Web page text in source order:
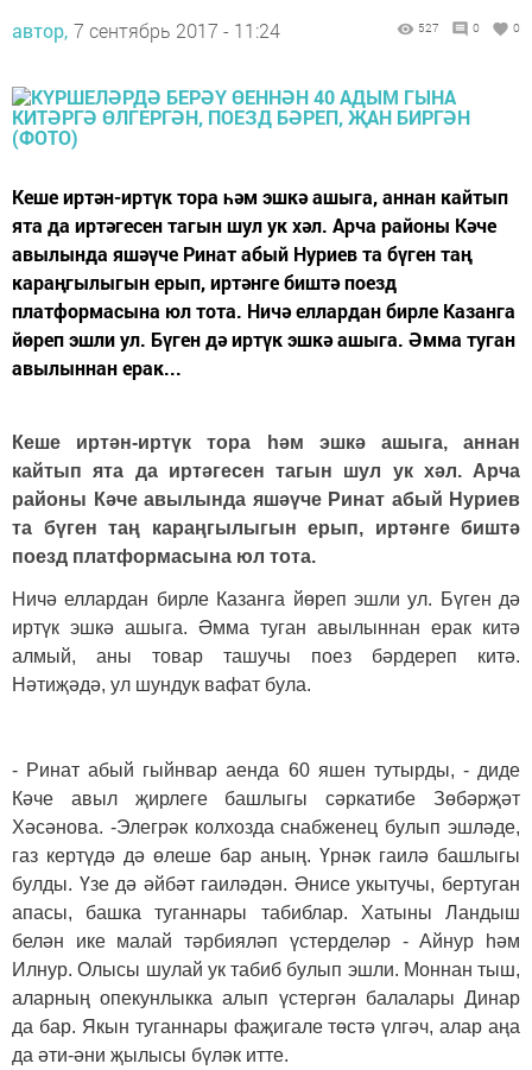
автор, 7 сентябрь 2017 - 11:24 527 0 0
Кеше иртән-иртүк тора һәм эшкә ашыга, аннан кайтып
ята да иртәгесен тагын шул ук хәл. Арча районы Кәче
авылында яшәүче Ринат абый Нуриев та бүген таң
караңгылыгын ерып, иртәнге биштә поезд
платформасына юл тота. Ничә еллардан бирле Казанга
йөреп эшли ул. Бүген дә иртүк эшкә ашыга. Әмма туган
авылыннан ерак...
Кеше иртән-иртүк тора һәм эшкә ашыга, аннан
кайтып ята да иртәгесен тагын шул ук хәл. Арча
районы Кәче авылында яшәүче Ринат абый Нуриев
та бүген таң караңгылыгын ерып, иртәнге биштә
поезд платформасына юл тота.
Ничә еллардан бирле Казанга йөреп эшли ул. Бүген дә
иртүк эшкә ашыга. Әмма туган авылыннан ерак китә
алмый, аны товар ташучы поез бәрдереп китә.
Нәтиҗәдә, ул шундук вафат була.
- Ринат абый гыйнвар аенда 60 яшен тутырды, - диде
Кәче авыл җирлеге башлыгы сәркатибе Зөбәрҗәт
Хәсәнова. -Элегрәк колхозда снабженец булып эшләде,
газ кертүдә дә өлеше бар аның. Үрнәк гаилә башлыгы
булды. Үзе дә әйбәт гаиләдән. Әнисе укытучы, бертуган
апасы, башка туганнары табиблар. Хатыны Ландыш
белән ике малай тәрбияләп үстерделәр - Айнур һәм
Илнур. Олысы шулай ук табиб булып эшли. Моннан тыш,
аларның опекунлыкка алып үстергән балалары Динар
да бар. Якын туганнары фаҗигале төстә үлгәч, алар аңа
да әти-әни җылысы бүләк итте.